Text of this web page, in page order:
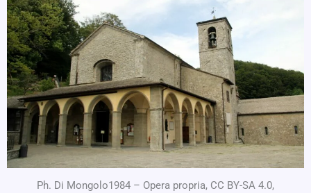
Ph. Di Mongolo1984 – Opera propria, CC BY-SA 4.0,